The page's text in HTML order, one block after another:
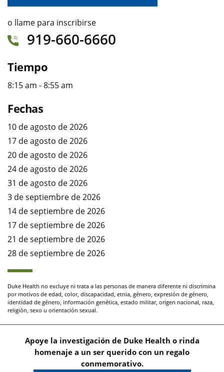
o llame para inscribirse
919-660-6660
Tiempo
8:15 am - 8:55 am
Fechas
10 de agosto de 2026
17 de agosto de 2026
20 de agosto de 2026
24 de agosto de 2026
31 de agosto de 2026
3 de septiembre de 2026
14 de septiembre de 2026
17 de septiembre de 2026
21 de septiembre de 2026
28 de septiembre de 2026
Duke Health no excluye ni trata a las personas de manera diferente ni discrimina
por motivos de edad, color, discapacidad, etnia, género, expresión de género,
identidad de género, información genética, estado militar, origen nacional, raza,
religión, sexo u orientación sexual.
Apoye la investigación de Duke Health o rinda
homenaje a un ser querido con un regalo
conmemorativo.